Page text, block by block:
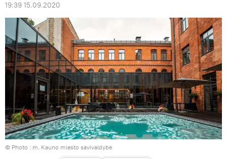
19:39 15.09.2020
© Photo : m. Kauno miesto savivaldybė